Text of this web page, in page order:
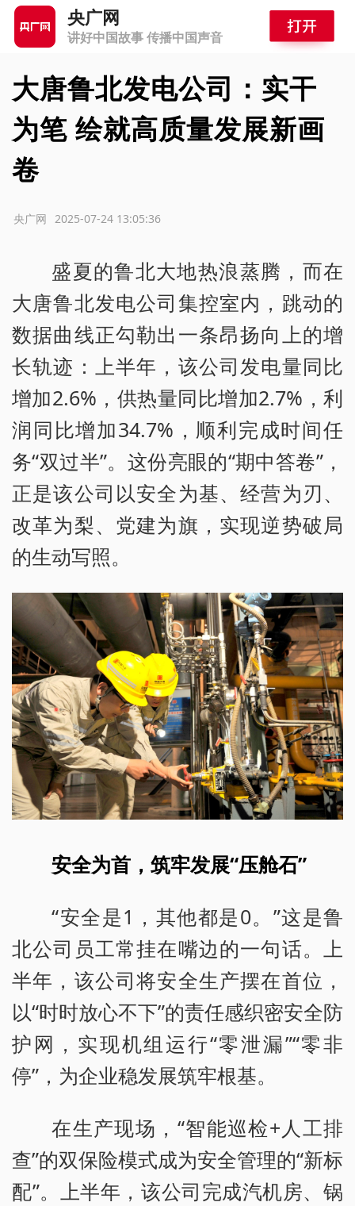
央广网
讲好中国故事 传播中国声音
大唐鲁北发电公司：实干
为笔 绘就高质量发展新画
卷
2025-07-24 13:05:36
央广网
盛夏的鲁北大地热浪蒸腾，而在
大唐鲁北发电公司集控室内，跳动的
数据曲线正勾勒出一条昂扬向上的增
长轨迹：上半年，该公司发电量同比
增加2.6%，供热量同比增加2.7%，利
润同比增加34.7%，顺利完成时间任
务“双过半”。这份亮眼的“期中答卷”，
正是该公司以安全为基、经营为刃、
改革为梨、党建为旗，实现逆势破局
的生动写照。
安全为首，筑牢发展“压舱石”
“安全是1，其他都是0。”这是鲁
北公司员工常挂在嘴边的一句话。上
半年，该公司将安全生产摆在首位，
以“时时放心不下”的责任感织密安全防
护网，实现机组运行“零泄漏”“零非
停”，为企业稳发展筑牢根基。
在生产现场，“智能巡检+人工排
查”的双保险模式成为安全管理的“新标
配”。上半年，该公司完成汽机房、锅